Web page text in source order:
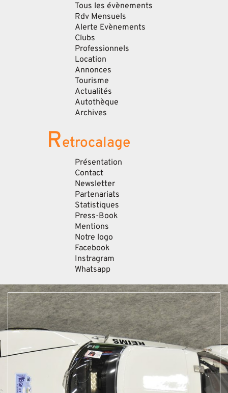
Tous les évènements
Rdv Mensuels
Alerte Evènements
Clubs
Professionnels
Location
Annonces
Tourisme
Actualités
Autothèque
Archives
Retrocalage
Présentation
Contact
Newsletter
Partenariats
Statistiques
Press-Book
Mentions
Notre logo
Facebook
Instragram
Whatsapp